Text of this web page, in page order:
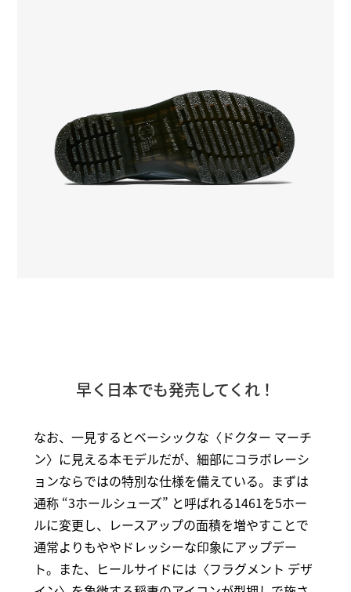
早く日本でも発売してくれ！
なお、一見するとベーシックな〈ドクター マーチ
ン〉に見える本モデルだが、細部にコラボレーシ
ョンならではの特別な仕様を備えている。まずは
通称 “3ホールシューズ” と呼ばれる1461を5ホー
ルに変更し、レースアップの面積を増やすことで
通常よりもややドレッシーな印象にアップデー
ト。また、ヒールサイドには〈フラグメント デザ